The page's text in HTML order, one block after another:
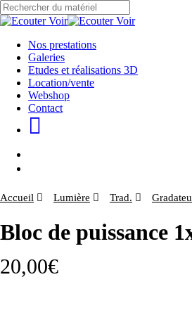
Skip
to
content
Close
Menu
Nos prestations
Galeries
Etudes et réalisations 3D
Location/vente
Webshop
Contact
Accueil Lumière Trad.
Bloc de puissance
20,00€